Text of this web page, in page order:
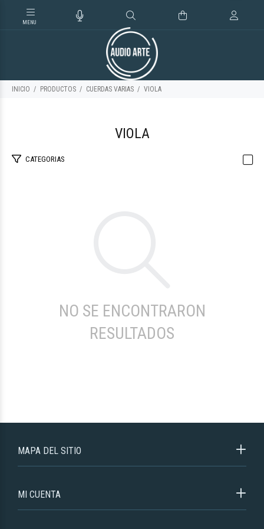
INICIO PRODUCTOS CUERDAS VARIAS VIOLA
VIOLA
CATEGORIAS
NO SE ENCONTRARON
RESULTADOS
MAPA DEL SITIO
MI CUENTA